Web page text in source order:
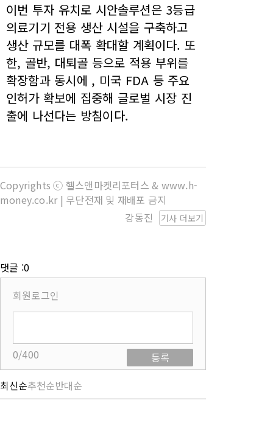
이번 투자 유치로 시안솔루션은 3등급
의료기기 전용 생산 시설을 구축하고
생산 규모를 대폭 확대할 계획이다. 또
한, 골반, 대퇴골 등으로 적용 부위를
확장함과 동시에 , 미국 FDA 등 주요
인허가 확보에 집중해 글로벌 시장 진
출에 나선다는 방침이다.
Copyrights ⓒ 헬스앤마켓리포터스 & www.h-
money.co.kr | 무단전재 및 재배포 금지
기사 더보기
강동진
댓글 :0
회원로그인
0/400
등록
최신순추천순반대순